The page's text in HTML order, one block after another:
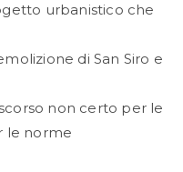
urbanistico che
di San Siro e
non certo per le
le norme